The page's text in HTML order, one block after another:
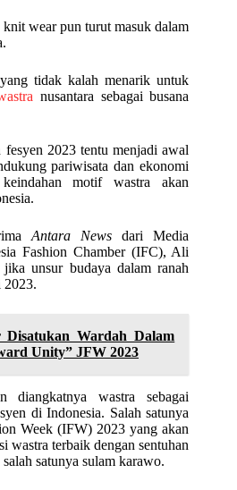
wear pun turut masuk dalam
tidak kalah menarik untuk
nusantara sebagai busana
2023 tentu menjadi awal
pariwisata dan ekonomi
motif wastra akan
Antara Newsdari Media
Fashion Chamber (IFC), Ali
unsur budaya dalam ranah
2023.
Disatukan Wardah Dalam
Unity” JFW 2023
wastra sebagai
di Indonesia. Salah satunya
Week (IFW) 2023 yang akan
wastra terbaik dengan sentuhan
satunya sulam karawo.